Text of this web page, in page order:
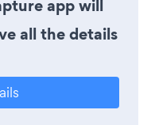
app will
all the details